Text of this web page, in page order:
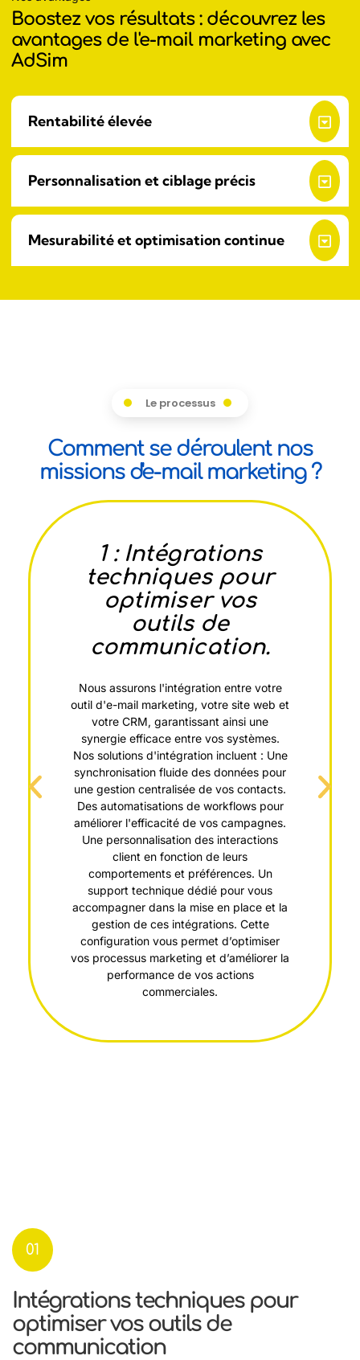
Boostez vos résultats : découvrez les
avantages de l'e-mail marketing avec
AdSim
Rentabilité élevée
Personnalisation et ciblage précis
Mesurabilité et optimisation continue
Le processus
Comment se déroulent nos
missions d'e-mail marketing ?
1 : Intégrations
techniques pour
optimiser vos
outils de
communication.
Nous assurons l'intégration entre votre
outil d'e-mail marketing, votre site web et
votre CRM, garantissant ainsi une
synergie efficace entre vos systèmes.
Nos solutions d'intégration incluent : Une
synchronisation fluide des données pour
une gestion centralisée de vos contacts.
Des automatisations de workflows pour
améliorer l'efficacité de vos campagnes.
Une personnalisation des interactions
client en fonction de leurs
comportements et préférences. Un
support technique dédié pour vous
accompagner dans la mise en place et la
gestion de ces intégrations. Cette
configuration vous permet d’optimiser
vos processus marketing et d’améliorer la
performance de vos actions
commerciales.
01
Intégrations techniques pour
optimiser vos outils de
communication